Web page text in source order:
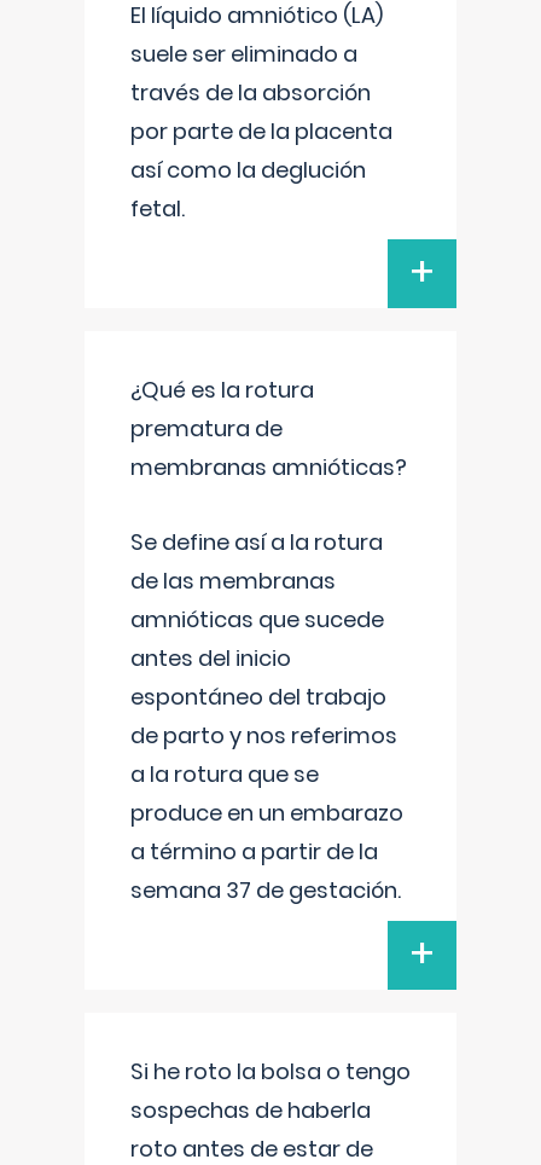
El líquido amniótico (LA)
suele ser eliminado a
través de la absorción
por parte de la placenta
así como la deglución
fetal.
+
¿Qué es la rotura
prematura de
membranas amnióticas?
Se define así a la rotura
de las membranas
amnióticas que sucede
antes del inicio
espontáneo del trabajo
de parto y nos referimos
a la rotura que se
produce en un embarazo
a término a partir de la
semana 37 de gestación.
+
Si he roto la bolsa o tengo
sospechas de haberla
roto antes de estar de